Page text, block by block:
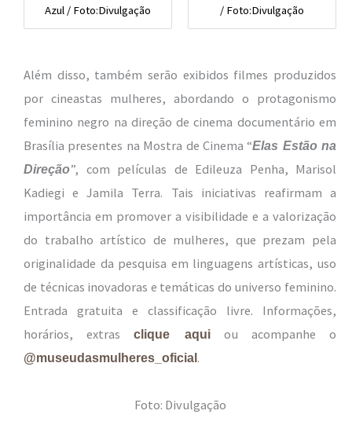
Azul / Foto:Divulgação
/ Foto:Divulgação
Além disso, também serão exibidos filmes produzidos
por cineastas mulheres, abordando o protagonismo
feminino negro na direção de cinema documentário em
Brasília presentes na Mostra de Cinema “Elas Estão na
Direção”, com películas de Edileuza Penha, Marisol
Kadiegi e Jamila Terra. Tais iniciativas reafirmam a
importância em promover a visibilidade e a valorização
do trabalho artístico de mulheres, que prezam pela
originalidade da pesquisa em linguagens artísticas, uso
de técnicas inovadoras e temáticas do universo feminino.
Entrada gratuita e classificação livre. Informações,
horários, extrasclique aquiou acompanhe o
@museudasmulheres_oficial.
Foto: Divulgação